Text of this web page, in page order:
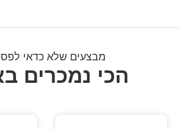
מבצעים שלא כדאי
הכי נמכרים